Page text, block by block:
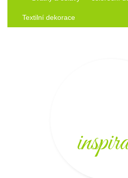
Textilní dekorace